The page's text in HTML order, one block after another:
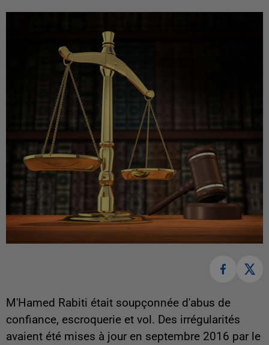
M'Hamed Rabiti était soupçonnée d'abus de
confiance, escroquerie et vol. Des irrégularités
avaient été mises à jour en septembre 2016 par le